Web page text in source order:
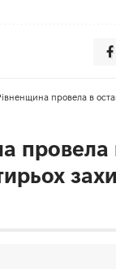
провела в останню